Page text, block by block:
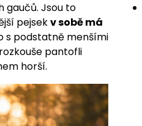
gaučů. Jsou to
pejsekv sobě má
s podstatně menšími
pantofli
horší.